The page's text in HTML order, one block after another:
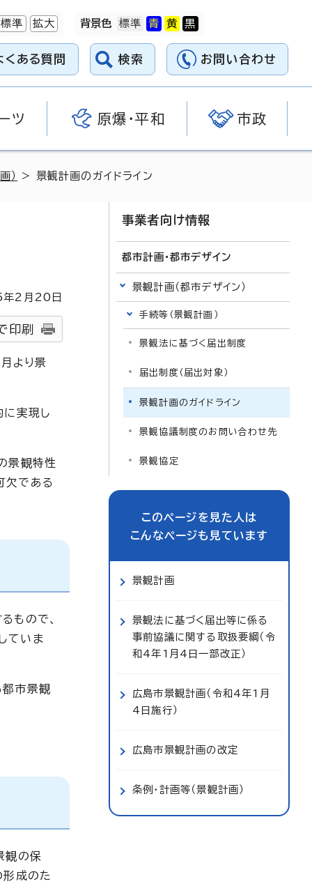
標準 拡大 背景色
くある質問 検索 お問い合わせ
ツ 原爆・平和 市政
） > 景観計画のガイドライン
年2月 20 日
印刷
より景
に実現し
景観特性
欠である
もので、
ていま
都市景観
観の保
形成のた
事業者向け情報
都市計画・都市デザイン
景観計画（都市デザイン）
手続等（景観計画）
景観法に基づく届出制度
届出制度（届出対象）
景観計画のガイドライン
景観協議制度のお問い合わせ先
景観協定
このページを見た人は
こんなページも見ています
景観計画
景観法に基づく届出等に係る
事前協議に関する取扱要綱（令
和4年1月4日一部改正）
広島市景観計画（令和4年1月
4日施行）
広島市景観計画の改定
条例・計画等（景観計画）